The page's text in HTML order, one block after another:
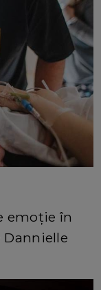
emoție în
Dannielle